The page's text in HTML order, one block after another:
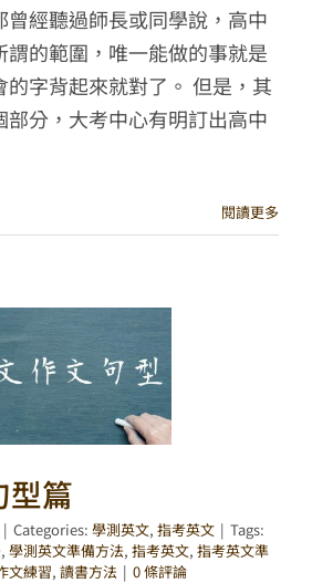
曾經聽過師長或同學說，高中
的範圍，唯一能做的事就是
的字背起來就對了。 但是，其
部分，大考中心有明訂出高中
閱讀更多
型篇
| Categories: 學測英文, 指考英文 | Tags:
, 學測英文準備方法, 指考英文, 指考英文準
文練習, 讀書方法 | 0 條評論